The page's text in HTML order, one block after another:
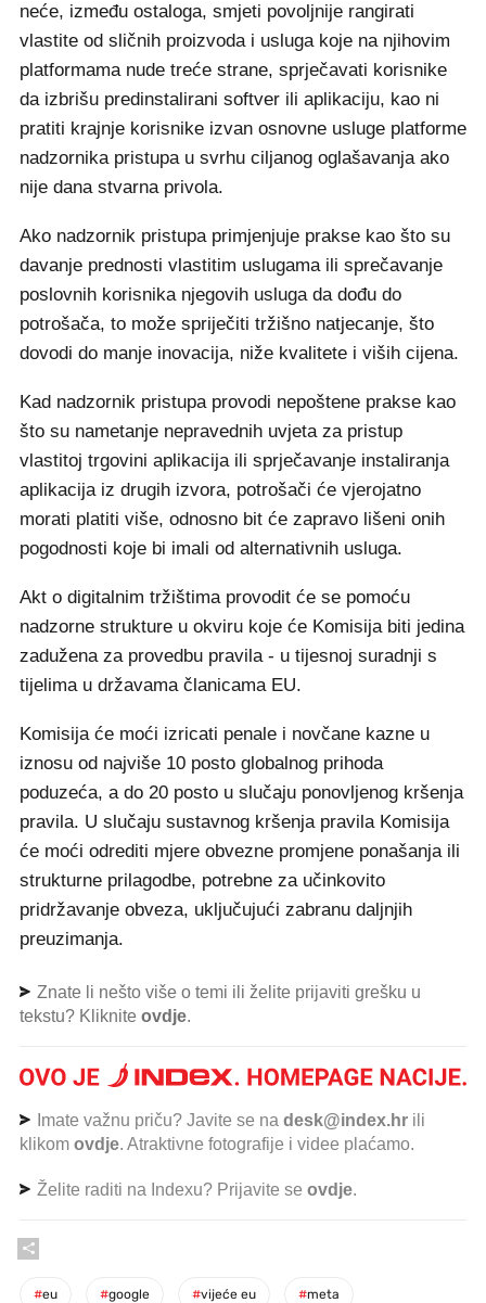
neće, između ostaloga, smjeti povoljnije rangirati
vlastite od sličnih proizvoda i usluga koje na njihovim
platformama nude treće strane, sprječavati korisnike
da izbrišu predinstalirani softver ili aplikaciju, kao ni
pratiti krajnje korisnike izvan osnovne usluge platforme
nadzornika pristupa u svrhu ciljanog oglašavanja ako
nije dana stvarna privola.
Ako nadzornik pristupa primjenjuje prakse kao što su
davanje prednosti vlastitim uslugama ili sprečavanje
poslovnih korisnika njegovih usluga da dođu do
potrošača, to može spriječiti tržišno natjecanje, što
dovodi do manje inovacija, niže kvalitete i viših cijena.
Kad nadzornik pristupa provodi nepoštene prakse kao
što su nametanje nepravednih uvjeta za pristup
vlastitoj trgovini aplikacija ili sprječavanje instaliranja
aplikacija iz drugih izvora, potrošači će vjerojatno
morati platiti više, odnosno bit će zapravo lišeni onih
pogodnosti koje bi imali od alternativnih usluga.
Akt o digitalnim tržištima provodit će se pomoću
nadzorne strukture u okviru koje će Komisija biti jedina
zadužena za provedbu pravila - u tijesnoj suradnji s
tijelima u državama članicama EU.
Komisija će moći izricati penale i novčane kazne u
iznosu od najviše 10 posto globalnog prihoda
poduzeća, a do 20 posto u slučaju ponovljenog kršenja
pravila. U slučaju sustavnog kršenja pravila Komisija
će moći odrediti mjere obvezne promjene ponašanja ili
strukturne prilagodbe, potrebne za učinkovito
pridržavanje obveza, uključujući zabranu daljnjih
preuzimanja.
Znate li nešto više o temi ili želite prijaviti grešku u
tekstu? Kliknite ovdje.
Imate važnu priču? Javite se na desk@index.hr ili
klikom ovdje. Atraktivne fotografije i videe plaćamo.
Želite raditi na Indexu? Prijavite se ovdje.
#eu #google #vijeće eu #meta